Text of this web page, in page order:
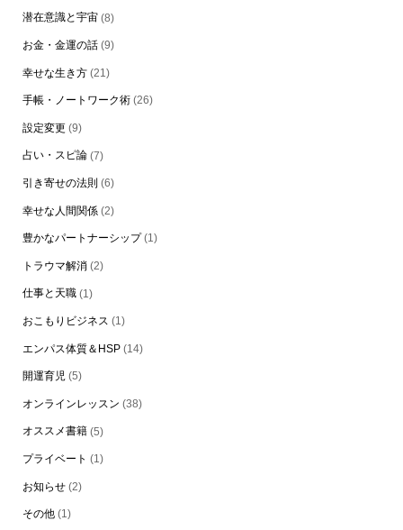
潜在意識と宇宙(8)
お金・金運の話(9)
幸せな生き方(21)
手帳・ノートワーク術(26)
設定変更(9)
占い・スピ論(7)
引き寄せの法則 (6)
幸せな人間関係(2)
豊かなパートナーシップ(1)
トラウマ解消(2)
仕事と天職(1)
おこもりビジネス (1)
エンパス体質＆HSP(14)
開運育児(5)
オンラインレッスン (38)
オススメ書籍(5)
プライベート (1)
お知らせ(2)
その他(1)